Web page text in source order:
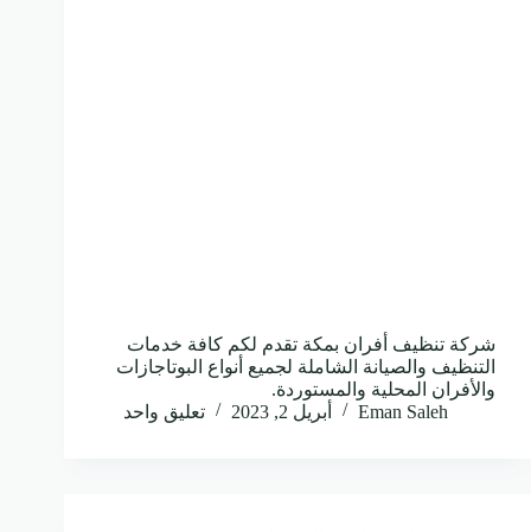
شركة تنظيف أفران بمكة تقدم لكم كافة خدمات
التنظيف والصيانة الشاملة لجميع أنواع البوتاجازات
والأفران المحلية والمستوردة.
Eman Saleh
أبريل 2, 2023 تعليق واحد